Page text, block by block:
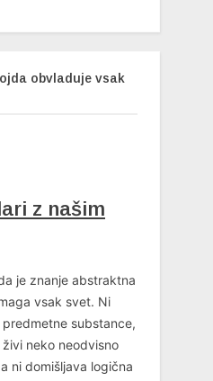
obvladuje vsak
z našim
je znanje abstraktna
vsak svet. Ni
substance,
neko neodvisno
ni domišljava logična